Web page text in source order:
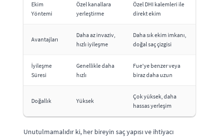
Ekim
Yöntemi
Özel kanallara
yerleştirme
Özel DHI kalemleri ile
direkt ekim
Avantajları
Daha az invaziv,
hızlı iyileşme
Daha sık ekim imkanı,
doğal saç çizgisi
İyileşme
Süresi
Genellikle daha
hızlı
Fue'ye benzer veya
biraz daha uzun
Doğallık Yüksek
Çok yüksek, daha
hassas yerleşim
Unutulmamalıdır ki, her bireyin saç yapısı ve ihtiyacı